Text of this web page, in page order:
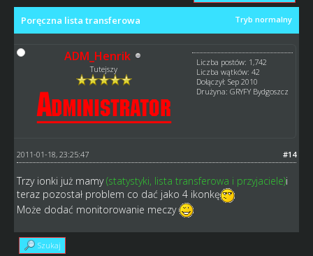
Tryb normalny
Poręczna lista transferowa
ADM_Henrik
Tutejszy
Liczba postów: 1,742
Liczba wątków: 42
Dołączył: Sep 2010
Drużyna: GRYFY Bydgoszcz
#14
2011-01-18, 23:25:47
Trzy ionki już mamy(statystyki, lista transferowa i przyjaciele)i
teraz pozostał problem co dać jako 4 ikonkę
Może dodać monitorowanie meczy
Szukaj